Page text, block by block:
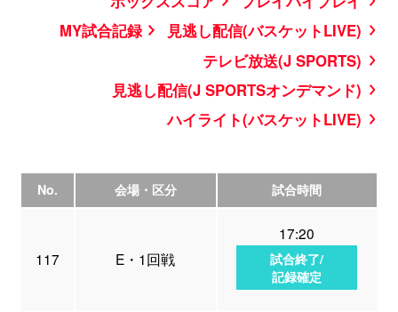
MY試合記録
見逃し配信(バスケットLIVE)
テレビ放送(J SPORTS)
見逃し配信(J SPORTSオンデマンド)
ハイライト(バスケットLIVE)
No. 会場・区分 試合時間
117 E・1回戦
17:20
試合終了/
記録確定